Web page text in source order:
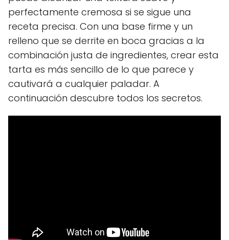
perfectamente cremosa si se sigue una
receta precisa. Con una base firme y un
relleno que se derrite en boca gracias a la
combinación justa de ingredientes, crear esta
tarta es más sencillo de lo que parece y
cautivará a cualquier paladar. A
continuación descubre todos los secretos.